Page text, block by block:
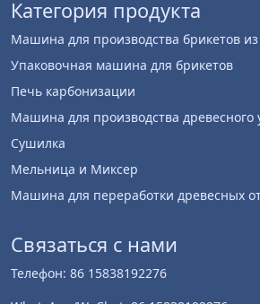
Категория продукта
Машина для производства брикетов
Упаковочная машина для брикетов
Печь карбонизации
Машина для производства древесного
Сушилка
Мельница и Миксер
Машина для переработки древесных
Связаться с нами
Телефон: 86 15838192276